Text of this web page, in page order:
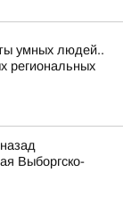
умных людей..
региональных
Выборгско-